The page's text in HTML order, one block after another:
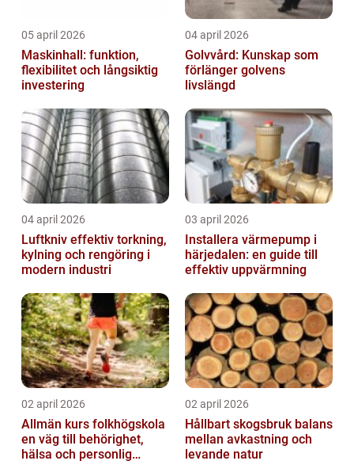
05 april 2026
Maskinhall: funktion,
flexibilitet och långsiktig
investering
04 april 2026
Golvvård: Kunskap som
förlänger golvens
livslängd
04 april 2026
Luftkniv effektiv torkning,
kylning och rengöring i
modern industri
03 april 2026
Installera värmepump i
härjedalen: en guide till
effektiv uppvärmning
02 april 2026
Allmän kurs folkhögskola
en väg till behörighet,
hälsa och personlig
02 april 2026
Hållbart skogsbruk balans
mellan avkastning och
levande natur